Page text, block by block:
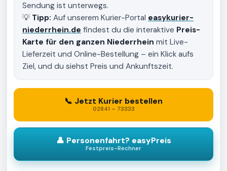
Sendung ist unterwegs.
💡 Tipp: Auf unserem Kurier-Portal easykurier-
niederrhein.de findest du die interaktive Preis-
Karte für den ganzen Niederrhein mit Live-
Lieferzeit und Online-Bestellung – ein Klick aufs
Ziel, und du siehst Preis und Ankunftszeit.
📞 Jetzt Kurier bestellen
02841 – 73333
👤 Personenfahrt? easyPreis
Festpreis-Rechner